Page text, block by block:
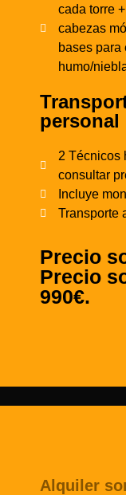
cada torre
cabezas
bases para
humo/
personal
2 Técnicos
consultar
Incluye
Transporte
Precio
Precio
990€.
Alquiler